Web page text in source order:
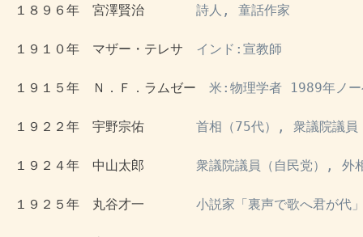
１８９６年　宮澤賢治 詩人, 童話作家
１９１０年　マザー・テレサ インド:宣教師
１９１５年　Ｎ．Ｆ．ラムゼー 米:物理学者 1989年ノー
１９２２年　宇野宗佑 首相（75代）, 衆議院議員
１９２４年　中山太郎 衆議院議員（自民党）,
１９２５年　丸谷才一 小説家「裏声で歌へ君が代